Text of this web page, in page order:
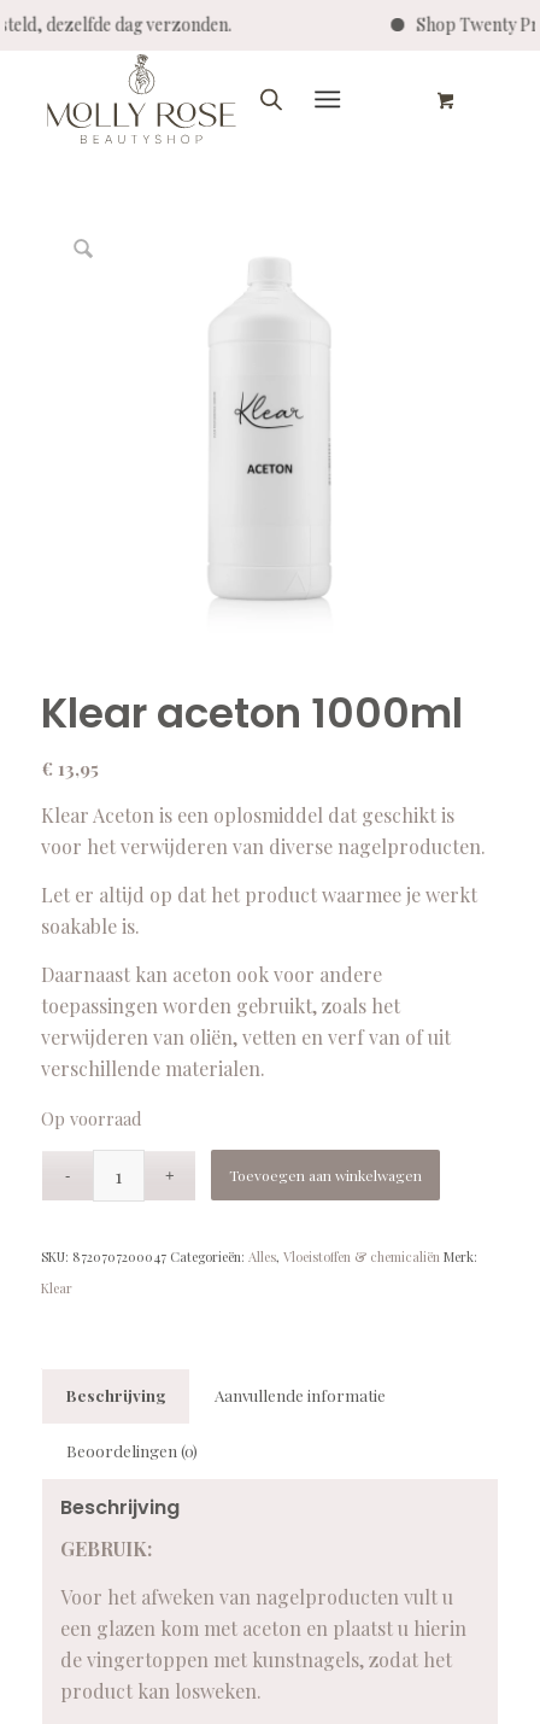
besteld, dezelfde dag verzonden. Shop
Klear aceton 1000ml
€ 13,95
Klear Aceton is een oplosmiddel dat geschikt is
voor het verwijderen van diverse nagelproducten.
Let er altijd op dat het product waarmee je werkt
soakable is.
Daarnaast kan aceton ook voor andere
toepassingen worden gebruikt, zoals het
verwijderen van oliën, vetten en verf van of uit
verschillende materialen.
Op voorraad
Toevoegen aan winkelwagen
SKU: 8720707200047 Categorieën: Alles, Vloeistoffen & chemicaliën Merk:
Klear
Beschrijving Aanvullende informatie
Beoordelingen (0)
Beschrijving
GEBRUIK:
Voor het afweken van nagelproducten vult u
een glazen kom met aceton en plaatst u hierin
de vingertoppen met kunstnagels, zodat het
product kan losweken.